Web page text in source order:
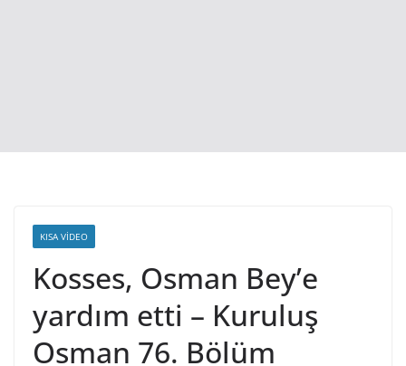
KISA VIDEO
Kosses, Osman Bey’e
yardım etti – Kuruluş
Osman 76. Bölüm